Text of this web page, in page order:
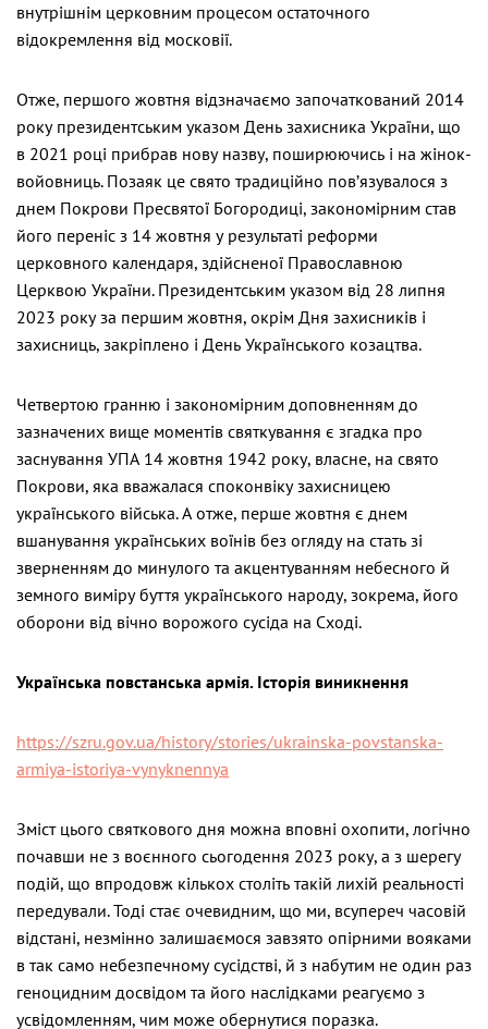
внутрішнім церковним процесом остаточного
відокремлення від московії.
Отже, першого жовтня відзначаємо започаткований 2014
року президентським указом День захисника України, що
в 2021 році прибрав нову назву, поширюючись і на жінок-
войовниць. Позаяк це свято традиційно пов’язувалося з
днем Покрови Пресвятої Богородиці, закономірним став
його переніс з 14 жовтня у результаті реформи
церковного календаря, здійсненої Православною
Церквою України. Президентським указом від 28 липня
2023 року за першим жовтня, окрім Дня захисників і
захисниць, закріплено і День Українського козацтва.
Четвертою гранню і закономірним доповненням до
зазначених вище моментів святкування є згадка про
заснування УПА 14 жовтня 1942 року, власне, на свято
Покрови, яка вважалася споконвіку захисницею
українського війська. А отже, перше жовтня є днем
вшанування українських воїнів без огляду на стать зі
зверненням до минулого та акцентуванням небесного й
земного виміру буття українського народу, зокрема, його
оборони від вічно ворожого сусіда на Сході.
Українська повстанська армія. Історія виникнення
https://szru.gov.ua/history/stories/ukrainska-povstanska-
armiya-istoriya-vynyknennya
Зміст цього святкового дня можна вповні охопити, логічно
почавши не з воєнного сьогодення 2023 року, а з шерегу
подій, що впродовж кількох століть такій лихій реальності
передували. Тоді стає очевидним, що ми, всупереч часовій
відстані, незмінно залишаємося завзято опірними вояками
в так само небезпечному сусідстві, й з набутим не один раз
геноцидним досвідом та його наслідками реагуємо з
усвідомленням, чим може обернутися поразка.